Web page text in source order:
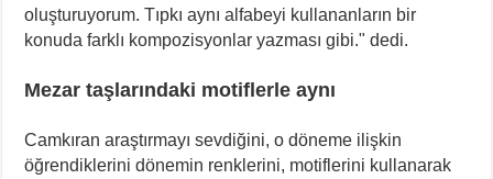
oluşturuyorum. Tıpkı aynı alfabeyi kullananların bir
konuda farklı kompozisyonlar yazması gibi." dedi.
Mezar taşlarındaki motiflerle aynı
Camkıran araştırmayı sevdiğini, o döneme ilişkin
öğrendiklerini dönemin renklerini, motiflerini kullanarak